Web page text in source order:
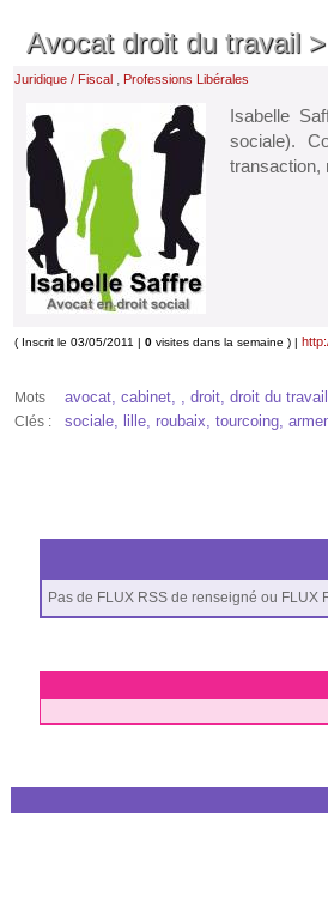
Avocat droit du travail
Juridique / Fiscal , Professions Libérales
Isabelle
sociale).
transaction,
( Inscrit le 03/05/2011 | 0 visites dans la semaine ) |
Mots
Clés :
avocat, cabinet, , droit, droit du
sociale, lille, roubaix, tourcoing,
Pas de FLUX RSS de renseigné ou FLUX